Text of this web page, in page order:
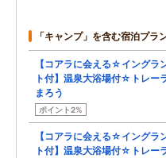
「キャンプ」を含む宿泊プラ
【コアラに会える☆イングラ
ト付】温泉大浴場付☆トレー
まろう
ポイント2%
【コアラに会える☆イングラ
ト付】温泉大浴場付☆トレー